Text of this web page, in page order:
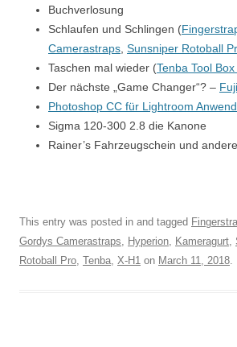
Buchverlosung
Schlaufen und Schlingen (
Camerastraps Sunsniper Rotoball
Taschen mal wieder (Tenba Tool Box
Der nächste „Game Changer“? –
Photoshop CC für Lightroom
Sigma 120-300 2.8 die Kanone
Rainer’s Fahrzeugschein und
This entry was posted in and tagged
Gordys Camerastraps, Hyperion, Kameragurt,
Rotoball Pro, Tenba, X-H1 on March 11, 2018.